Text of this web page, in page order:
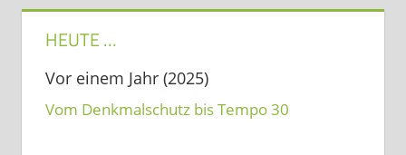
HEUTE …
Vor einem Jahr (2025)
Vom Denkmalschutz bis Tempo 30